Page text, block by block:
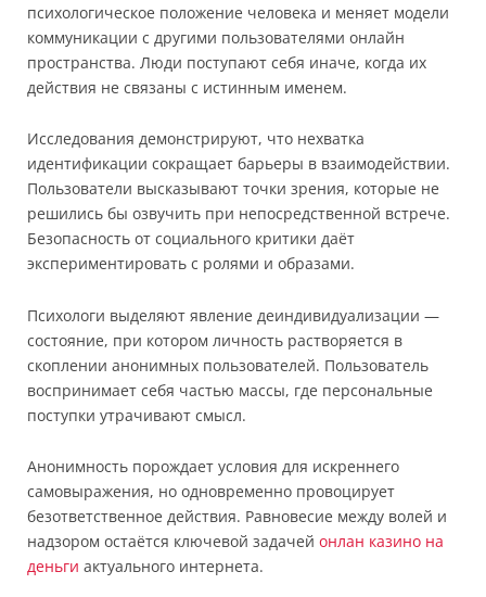
психологическое положение человека и меняет модели
коммуникации с другими пользователями онлайн
пространства. Люди поступают себя иначе, когда их
действия не связаны с истинным именем.
Исследования демонстрируют, что нехватка
идентификации сокращает барьеры в взаимодействии.
Пользователи высказывают точки зрения, которые не
решились бы озвучить при непосредственной встрече.
Безопасность от социального критики даёт
экспериментировать с ролями и образами.
Психологи выделяют явление деиндивидуализации —
состояние, при котором личность растворяется в
скоплении анонимных пользователей. Пользователь
воспринимает себя частью массы, где персональные
поступки утрачивают смысл.
Анонимность порождает условия для искреннего
самовыражения, но одновременно провоцирует
безответственное действия. Равновесие между волей и
надзором остаётся ключевой задачей онлан казино на
деньги актуального интернета.